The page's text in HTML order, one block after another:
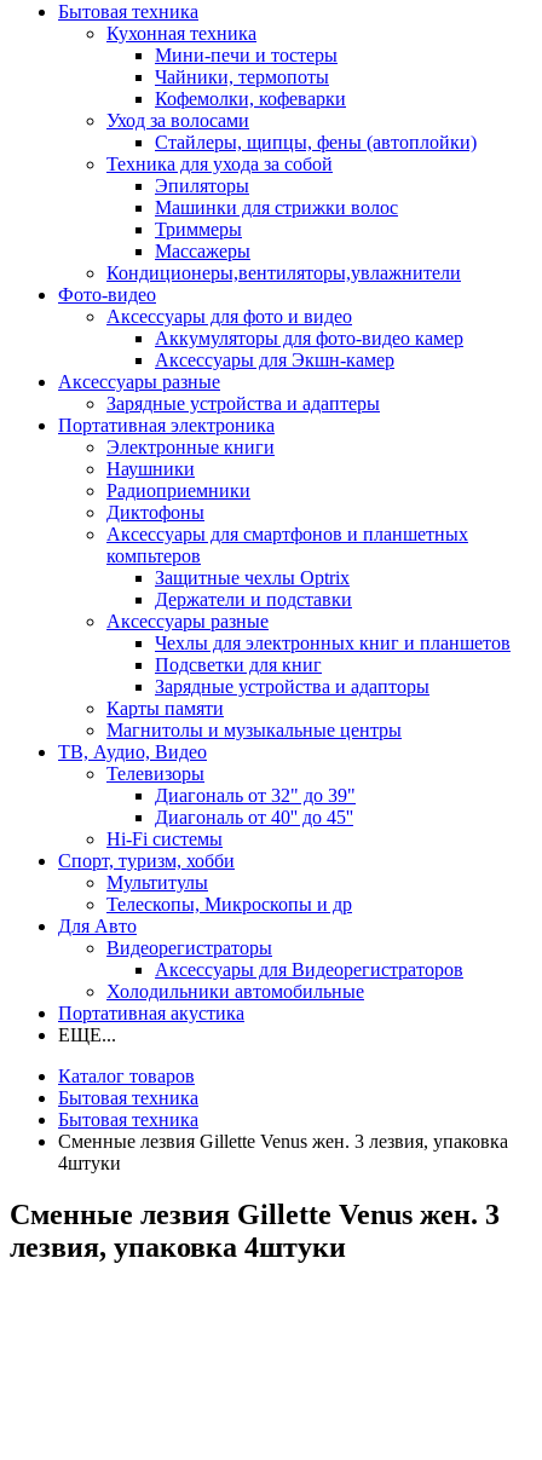
Бытовая техника
Кухонная техника
Мини-печи и тостеры
Чайники, термопоты
Кофемолки, кофеварки
Уход за волосами
Стайлеры, щипцы, фены (автоплойки)
Техника для ухода за собой
Эпиляторы
Машинки для стрижки волос
Триммеры
Массажеры
Кондиционеры,вентиляторы,увлажнители
Фото-видео
Аксессуары для фото и видео
Аккумуляторы для фото-видео камер
Аксессуары для Экшн-камер
Аксессуары разные
Зарядные устройства и адаптеры
Портативная электроника
Электронные книги
Наушники
Радиоприемники
Диктофоны
Аксессуары для смартфонов и планшетных
компьтеров
Защитные чехлы Optrix
Держатели и подставки
Аксессуары разные
Чехлы для электронных книг и планшетов
Подсветки для книг
Зарядные устройства и адапторы
Карты памяти
Магнитолы и музыкальные центры
ТВ, Аудио, Видео
Телевизоры
Диагональ от 32" до 39"
Диагональ от 40'' до 45''
Hi-Fi системы
Спорт, туризм, хобби
Мультитулы
Телескопы, Микроскопы и др
Для Авто
Видеорегистраторы
Аксессуары для Видеорегистраторов
Холодильники автомобильные
Портативная акустика
ЕЩЕ...
Каталог товаров
Бытовая техника
Бытовая техника
Сменные лезвия Gillette Venus жен. 3 лезвия, упаковка
4штуки
Сменные лезвия Gillette Venus жен. 3
лезвия, упаковка 4штуки